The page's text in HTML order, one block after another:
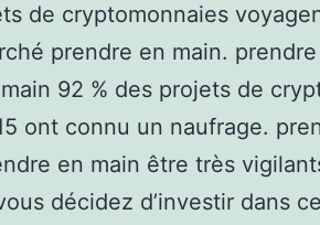
de cryptomonnaies
prendre en main.
92 % des projets de
ont connu un naufrage.
en main être très
décidez d’investir dans ce